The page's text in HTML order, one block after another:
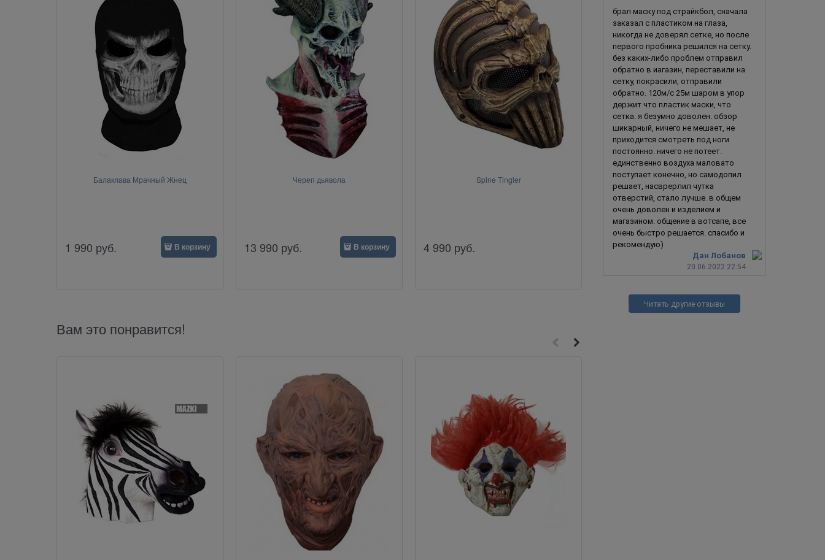
Балаклава Мрачный Жнец
1 990 руб. В корзину
Череп дьявола
13 990 руб. В корзину
Spine Tingler
4 990 руб.
Army of Two (базовая) 2.0
4 490руб.
Вам это понравится!
Дан Лобанов
20.06.2022 22:54
брал маску под страйкбол, сначала
заказал с пластиком на глаза,
никогда не доверял сетке, но после
первого пробника решился на сетку.
без каких-либо проблем отправил
обратно в иагазин, переставили на
сетку, покрасили, отправили
обратно. 120м/с 25м шаром в упор
держит что пластик маски, что
сетка. я безумно доволен. обзор
шикарный, ничего не мешает, не
приходится смотреть под ноги
постоянно. ничего не потеет.
единственно воздуха маловато
поступает конечно, но самодопил
решает, насврерлил чутка
отверстий, стало лучше. в общем
очень доволен и изделием и
магазином. общение в вотсапе, все
очень быстро решается. спасибо и
рекомендую)
Читать другие отзывы